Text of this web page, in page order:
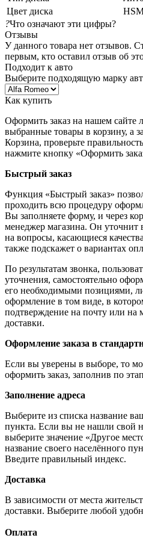
Цвет диска
?Что означают эти цифры?
Отзывы
У данного товара нет отзывов.
первым, кто оставил отзыв об
Подходит к авто
Выберите подходящую марку
Как купить
Оформить заказ на нашем сайте
выбранные товары в корзину, а
Корзина, проверьте
нажмите кнопку «Оформить
Быстрый заказ
Функция «Быстрый заказ»
проходить всю процедуру
Вы заполняете форму, и через
менеджер магазина. Он уточнит
на вопросы, касающиеся
также подскажет о вариантах
По результатам звонка,
уточнения, самостоятельно
его необходимыми позициями,
оформление в том виде, в
подтверждение на почту или
доставки.
Оформление заказа в
Если вы уверены в выборе, то
оформить заказ, заполнив по
Заполнение адреса
Выберите из списка название
пункта. Если вы не нашли свой
выберите значение «Другое
название своего населённого
Введите правильный индекс.
Доставка
В зависимости от места
доставки. Выберите любой
Оплата